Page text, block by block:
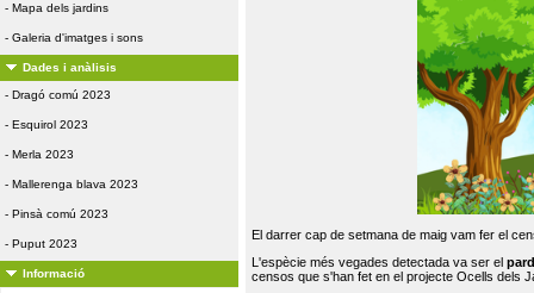
- Mapa dels jardins
- Galeria d'imatges i sons
Dades i anàlisis
- Dragó comú 2023
- Esquirol 2023
- Merla 2023
- Mallerenga blava 2023
- Pinsà comú 2023
- Puput 2023
Informació
El darrer cap de setmana de maig vam fer el
L'espècie més vegades detectada va ser el
censos que s'han fet en el projecte Ocells dels